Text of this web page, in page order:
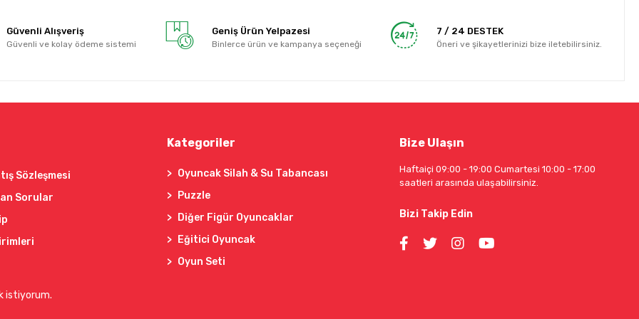
Güvenli Alışveriş
Güvenli ve kolay ödeme sistemi
Geniş Ürün Yelpazesi
Binlerce ürün ve kampanya seçeneği
7 / 24 DESTEK
Öneri ve şikayetlerinizi bize iletebilirsiniz.
Sözleşmesi
Sorular
istiyorum.
Kategoriler
Oyuncak Silah & Su Tabancası
Puzzle
Diğer Figür Oyuncaklar
Eğitici Oyuncak
Oyun Seti
Bize Ulaşın
Haftaiçi 09:00 - 19:00 Cumartesi 10:00 - 17:00
saatleri arasında ulaşabilirsiniz.
Bizi Takip Edin